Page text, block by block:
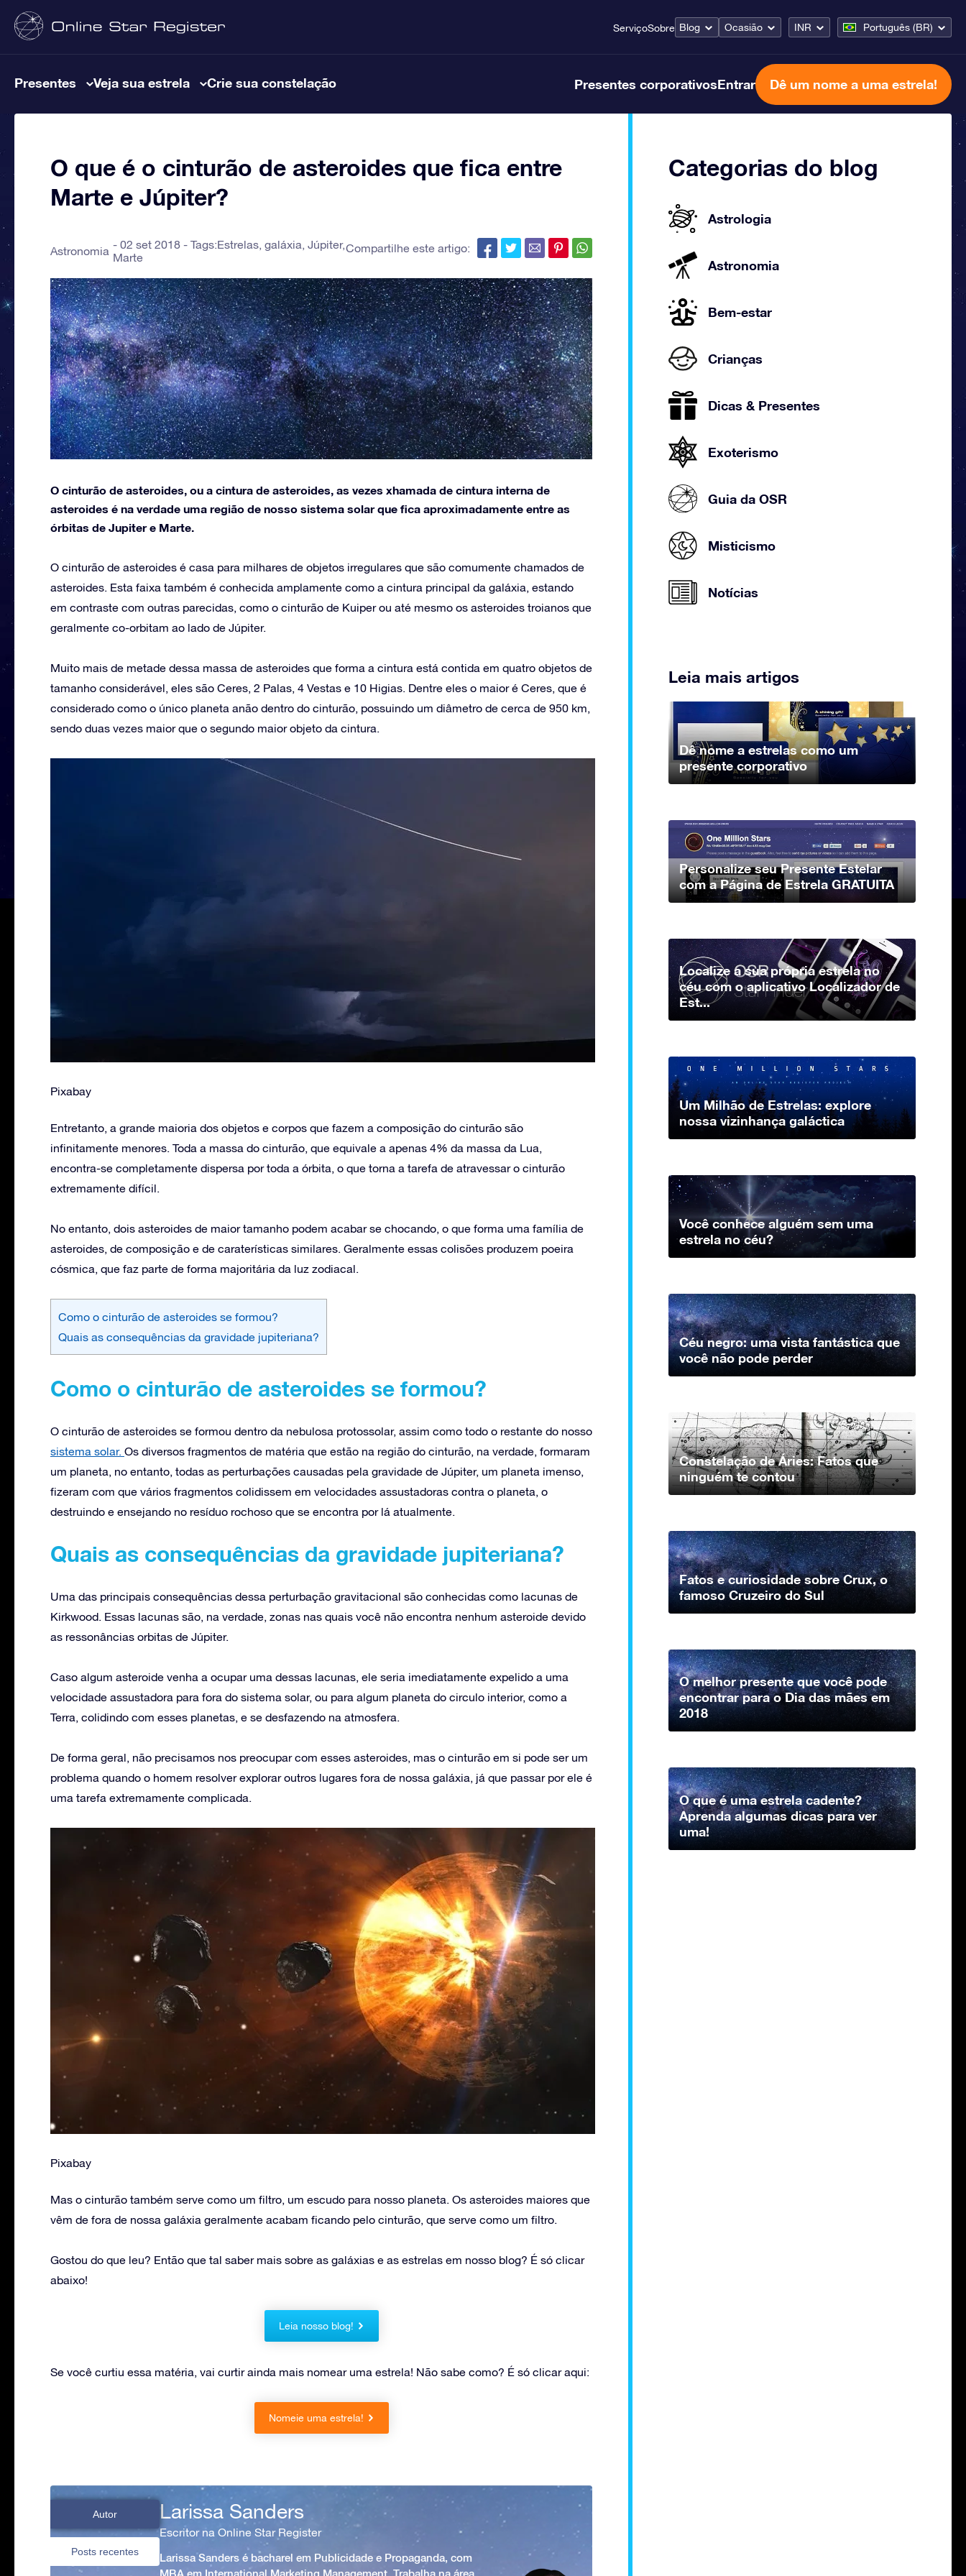
ServiçoSobre Blog Ocasião INR Português (BR)
Presentes Veja sua estrela Crie sua constelação Presentes corporativosEntrar Dê um nome a uma estrela!
O que é o cinturão de asteroides que fica entre
Marte e Júpiter?
Astronomia 02 set 2018 - Tags:Estrelas, galáxia, Júpiter,
Marte
Compartilhe este artigo:
O cinturão de asteroides, ou a cintura de asteroides, as vezes xhamada de cintura interna de
asteroides é na verdade uma região de nosso sistema solar que fica aproximadamente entre as
órbitas de Jupiter e Marte.
O cinturão de asteroides é casa para milhares de objetos irregulares que são comumente chamados de
asteroides. Esta faixa também é conhecida amplamente como a cintura principal da galáxia, estando
em contraste com outras parecidas, como o cinturão de Kuiper ou até mesmo os asteroides troianos que
geralmente co-orbitam ao lado de Júpiter.
Muito mais de metade dessa massa de asteroides que forma a cintura está contida em quatro objetos de
tamanho considerável, eles são Ceres, 2 Palas, 4 Vestas e 10 Higias. Dentre eles o maior é Ceres, que é
considerado como o único planeta anão dentro do cinturão, possuindo um diâmetro de cerca de 950 km,
sendo duas vezes maior que o segundo maior objeto da cintura.
Pixabay
Entretanto, a grande maioria dos objetos e corpos que fazem a composição do cinturão são
infinitamente menores. Toda a massa do cinturão, que equivale a apenas 4% da massa da Lua,
encontra-se completamente dispersa por toda a órbita, o que torna a tarefa de atravessar o cinturão
extremamente difícil.
No entanto, dois asteroides de maior tamanho podem acabar se chocando, o que forma uma família de
asteroides, de composição e de caraterísticas similares. Geralmente essas colisões produzem poeira
cósmica, que faz parte de forma majoritária da luz zodiacal.
Como o cinturão de asteroides se formou?
Quais as consequências da gravidade jupiteriana?
Como o cinturão de asteroides se formou?
O cinturão de asteroides se formou dentro da nebulosa protossolar, assim como todo o restante do nosso
sistema solar. Os diversos fragmentos de matéria que estão na região do cinturão, na verdade, formaram
um planeta, no entanto, todas as perturbações causadas pela gravidade de Júpiter, um planeta imenso,
fizeram com que vários fragmentos colidissem em velocidades assustadoras contra o planeta, o
destruindo e ensejando no resíduo rochoso que se encontra por lá atualmente.
Quais as consequências da gravidade jupiteriana?
Uma das principais consequências dessa perturbação gravitacional são conhecidas como lacunas de
Kirkwood. Essas lacunas são, na verdade, zonas nas quais você não encontra nenhum asteroide devido
as ressonâncias orbitas de Júpiter.
Caso algum asteroide venha a ocupar uma dessas lacunas, ele seria imediatamente expelido a uma
velocidade assustadora para fora do sistema solar, ou para algum planeta do circulo interior, como a
Terra, colidindo com esses planetas, e se desfazendo na atmosfera.
De forma geral, não precisamos nos preocupar com esses asteroides, mas o cinturão em si pode ser um
problema quando o homem resolver explorar outros lugares fora de nossa galáxia, já que passar por ele é
uma tarefa extremamente complicada.
Pixabay
Mas o cinturão também serve como um filtro, um escudo para nosso planeta. Os asteroides maiores que
vêm de fora de nossa galáxia geralmente acabam ficando pelo cinturão, que serve como um filtro.
Gostou do que leu? Então que tal saber mais sobre as galáxias e as estrelas em nosso blog? É só clicar
abaixo!
Leia nosso blog!
Se você curtiu essa matéria, vai curtir ainda mais nomear uma estrela! Não sabe como? É só clicar aqui:
Nomeie uma estrela!
Autor
Posts recentes
Larissa Sanders
Escritor na Online Star Register
Larissa Sanders é bacharel em Publicidade e Propaganda, com
MBA em International Marketing Management. Trabalha na área
Categorias do blog
Astrologia
Astronomia
Bem-estar
Crianças
Dicas & Presentes
Exoterismo
Guia da OSR
Misticismo
Notícias
Leia mais artigos
Dê nome a estrelas como um
presente corporativo
Personalize seu Presente Estelar
com a Página de Estrela GRATUITA
Localize a sua própria estrela no
céu com o aplicativo Localizador de
Est...
Um Milhão de Estrelas: explore
nossa vizinhança galáctica
Você conhece alguém sem uma
estrela no céu?
Céu negro: uma vista fantástica que
você não pode perder
Constelação de Áries: Fatos que
ninguém te contou
Fatos e curiosidade sobre Crux, o
famoso Cruzeiro do Sul
O melhor presente que você pode
encontrar para o Dia das mães em
2018
O que é uma estrela cadente?
Aprenda algumas dicas para ver
uma!